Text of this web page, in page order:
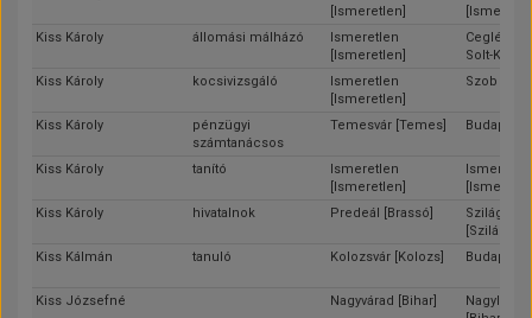
[Ismeretlen]
Kiss Károly
állomási málházó
Ismeretlen
[Ismeretlen]
Cegléd
Solt-
Kiss Károly
kocsivizsgáló
Ismeretlen
[Ismeretlen]
Szob
Kiss Károly
pénzügyi
számtanácsos
Temesvár [Temes] Budapest
Kiss Károly tanító
Ismeretlen
[Ismeretlen]
Kiss Károly
hivatalnok Predeál [Brassó]
[Szilágy]
Kiss Kálmán
tanuló Kolozsvár [Kolozs] Budapest
Kiss Józsefné Nagyvárad [Bihar]
Nagyléta-